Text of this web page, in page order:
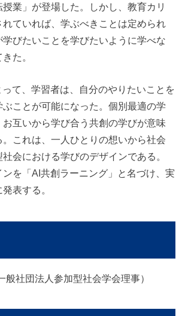
業」が登場した。しかし、教育カリ
ていれば、学ぶべきことは定められ
びたいことを学びたいように学べな
た。
て、学習者は、自分のやりたいことを
ことが可能になった。個別最適の学
互いから学び合う共創の学びが意味
。これは、一人ひとりの想いから社会
会における学びのデザインである。
ンを「AI共創ラーニング」と名づけ、実
表する。
般社団法人参加型社会学会理事）